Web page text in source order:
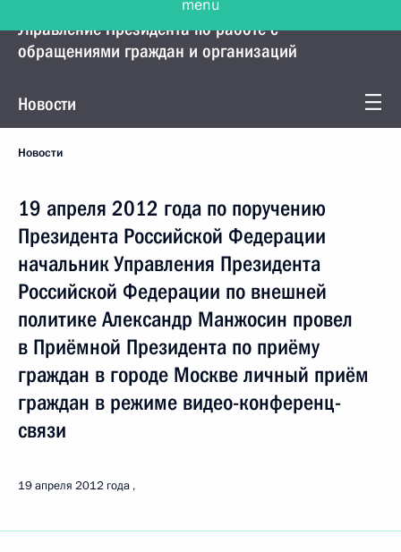
Управление Президента по работе с
обращениями граждан и организаций
Новости
Новости
19 апреля 2012 года по поручению
Президента Российской Федерации
начальник Управления Президента
Российской Федерации по внешней
политике Александр Манжосин провел
в Приёмной Президента по приёму
граждан в городе Москве личный приём
граждан в режиме видео-конференц-
связи
19 апреля 2012 года